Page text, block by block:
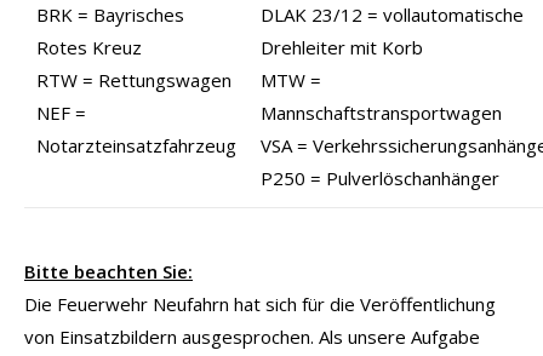
BRK = Bayrisches
Rotes Kreuz
RTW = Rettungswagen
NEF =
Notarzteinsatzfahrzeug
DLAK 23/12 = vollautomatische
Drehleiter mit Korb
MTW =
Mannschaftstransportwagen
VSA =
P250 = Pulverlöschanhänger
Bitte beachten Sie:
Die Feuerwehr Neufahrn hat sich für die Veröffentlichung
von Einsatzbildern ausgesprochen. Als unsere Aufgabe